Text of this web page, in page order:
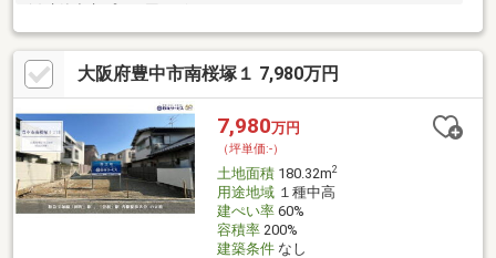
(4)建築参考プラン図ございます。
大阪府豊中市南桜塚１ 7,980万円
7,980万円
（坪単価:-）
土地面積180.32m2
用途地域１種中高
建ぺい率60%
容積率200%
建築条件なし